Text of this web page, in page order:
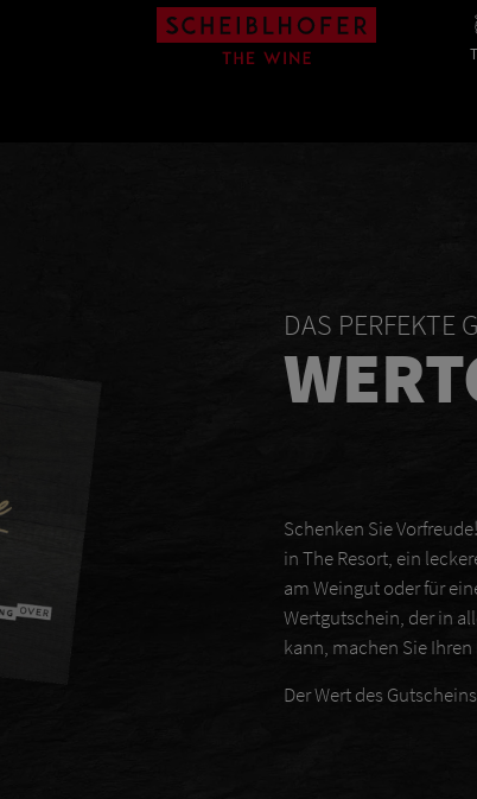
DAS PERFEKTE
Schenken Sie
in The Resort, ein
am Weingut oder für
Wertgutschein, der in
kann, machen Sie
Der Wert des